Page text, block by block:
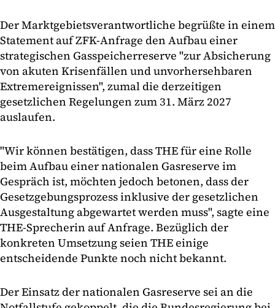
Der Marktgebietsverantwortliche begrüßte in einem
Statement auf ZFK-Anfrage den Aufbau einer
strategischen Gasspeicherreserve "zur Absicherung
von akuten Krisenfällen und unvorhersehbaren
Extremereignissen", zumal die derzeitigen
gesetzlichen Regelungen zum 31. März 2027
auslaufen.
"Wir können bestätigen, dass THE für eine Rolle
beim Aufbau einer nationalen Gasreserve im
Gespräch ist, möchten jedoch betonen, dass der
Gesetzgebungsprozess inklusive der gesetzlichen
Ausgestaltung abgewartet werden muss", sagte eine
THE-Sprecherin auf Anfrage. Bezüglich der
konkreten Umsetzung seien THE einige
entscheidende Punkte noch nicht bekannt.
Der Einsatz der nationalen Gasreserve sei an die